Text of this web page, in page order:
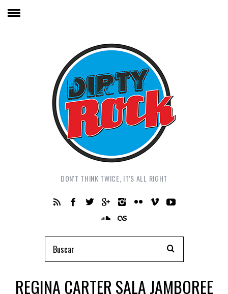
DON'T THINK TWICE, IT'S ALL RIGHT
REGINA CARTER SALA JAMBOREE